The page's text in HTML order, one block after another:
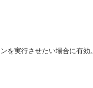
を実行させたい場合に有効。